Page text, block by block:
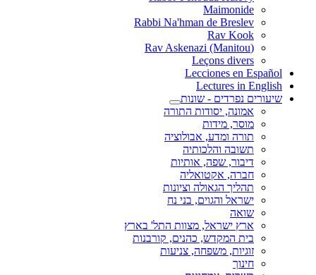
Maimonide
Rabbi Na'hman de Breslev
Rav Kook
(Rav Askenazi (Manitou
Leçons divers
Lecciones en Español
Lectures in English
שיעורים נפרדים - שונות
אמונה, יסודות התורה
מוסר, מידות
תורה ומדע, אבולוציה
תשובה והלכותיה
דיבור, שפה, אותיות
חברה, אקטואליה
תהליך הגאולה וציונות
ישראל והגוים, בני נח
שואה
ארץ ישראל, מצוות התל' בארץ
בית המקדש, כהנים, קורבנות
זוגיות, משפחה, צניעות
חינוך